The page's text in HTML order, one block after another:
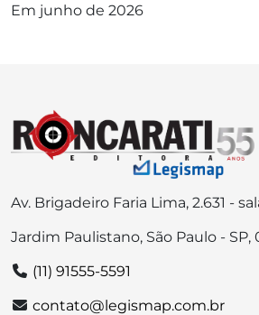
Em junho de 2026
Av. Brigadeiro Faria Lima, 2.631 -
Jardim Paulistano, São Paulo - SP,
(11) 91555-5591
contato@legismap.com.br